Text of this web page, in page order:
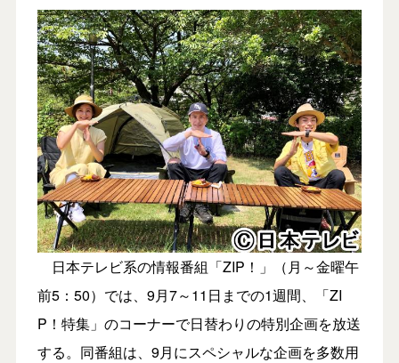
日本テレビ系の情報番組「ZIP！」（月～金曜午
前5：50）では、9月7～11日までの1週間、「ZI
P！特集」のコーナーで日替わりの特別企画を放送
する。同番組は、9月にスペシャルな企画を多数用